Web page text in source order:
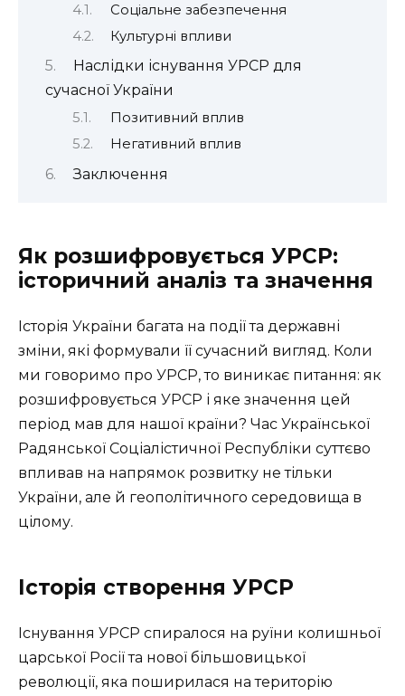
Соціальне забезпечення
Культурні впливи
Наслідки існування УРСР для
сучасної України
Позитивний вплив
Негативний вплив
Заключення
Як розшифровується УРСР:
історичний аналіз та значення
Історія України багата на події та державні
зміни, які формували її сучасний вигляд. Коли
ми говоримо про УРСР, то виникає питання: як
розшифровується УРСР і яке значення цей
період мав для нашої країни? Час Української
Радянської Соціалістичної Республіки суттєво
впливав на напрямок розвитку не тільки
України, але й геополітичного середовища в
цілому.
Історія створення УРСР
Існування УРСР спиралося на руїни колишньої
царської Росії та нової більшовицької
революції, яка поширилася на територію